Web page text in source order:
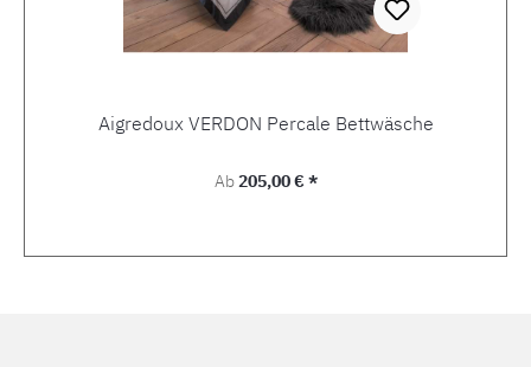
Aigredoux VERDON Percale Bettwäsche
Regulärer Preis:
Ab205,00 € *